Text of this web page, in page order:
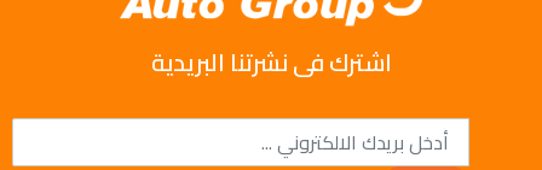
اشترك فى نشرتنا البريدية